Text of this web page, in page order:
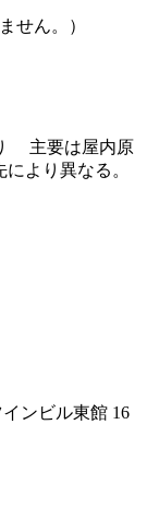
せん。）
主要は屋内原
より異なる。
ンビル東館 16